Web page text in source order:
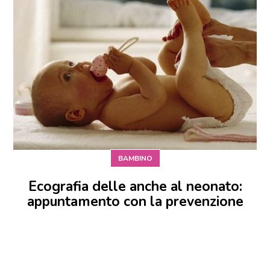
BAMBINO
Ecografia delle anche al neonato:
appuntamento con la prevenzione